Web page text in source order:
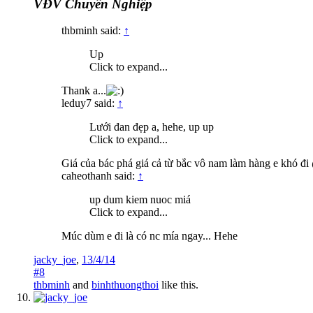
VĐV Chuyên Nghiệp
thbminh said: ↑
Up
Click to expand...
Thank a...
leduy7 said: ↑
Lưới đan đẹp a, hehe, up up
Click to expand...
Giá của bác phá giá cả từ bắc vô nam làm hàng e khó đi
caheothanh said: ↑
up dum kiem nuoc miá
Click to expand...
Múc dùm e đi là có nc mía ngay... Hehe
jacky_joe, 13/4/14
#8
thbminh and binhthuongthoi like this.